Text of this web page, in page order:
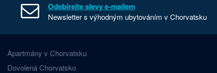
Odebírejte slevy e-mailem
Newsletter s výhodným ubytováním v Chorvatsku
Apartmány v Chorvatsku
Dovolená Chorvatsko